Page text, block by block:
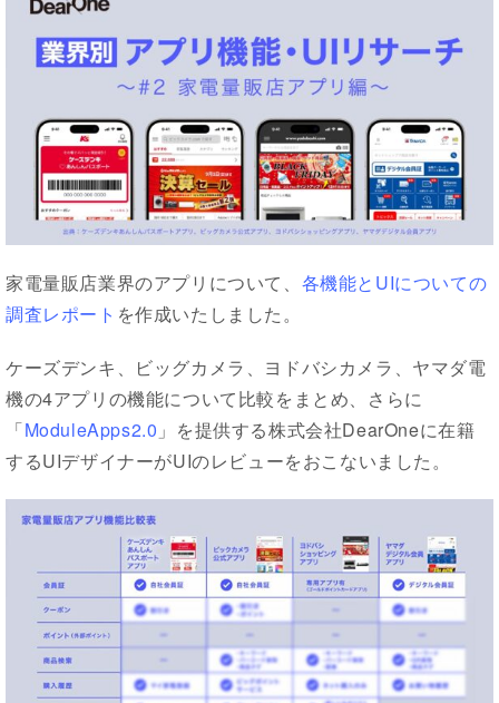
家電量販店業界のアプリについて、 各機能とUIについての
調査レポート を作成いたしました。
ケーズデンキ、ビッグカメラ、ヨドバシカメラ、ヤマダ電
機の4アプリの機能について比較をまとめ、さらに
「ModuleApps2.0 」を提供する株式会社DearOneに在籍
するUIデザイナーがUIのレビューをおこないました。